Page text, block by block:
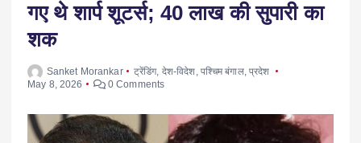
गए थे शार्प शूटर्स; 40 लाख की सुपारी का
शक
Sanket Morankar ट्रेंडिंग, देश-विदेश पश्चिम बंगाल,प्रदेश
May 8, 2026
0 Comments